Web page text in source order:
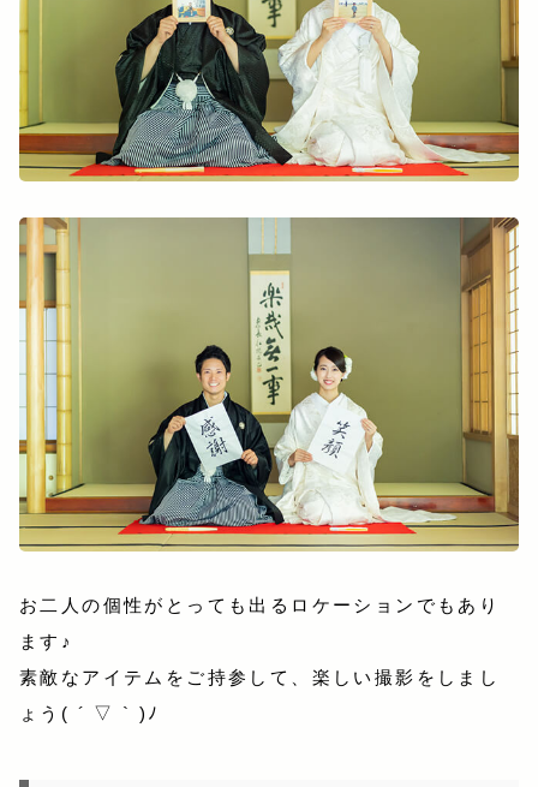
お二人の個性がとっても出るロケーションでもあり
ます♪
素敵なアイテムをご持参して、楽しい撮影をしまし
ょう( ´ ▽ ` )ﾉ